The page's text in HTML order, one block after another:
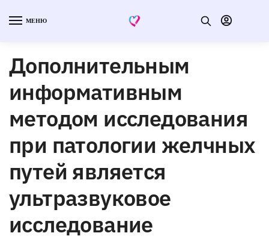
МЕНЮ
Дополнительным
информативным
методом исследования
при патологии желчных
путей является
ультразвуковое
исследование